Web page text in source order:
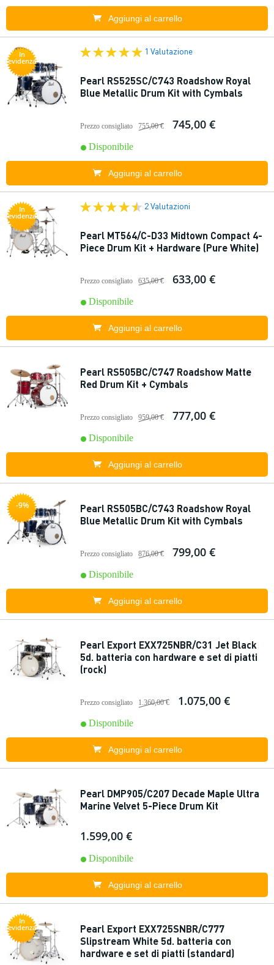
Aggiungi al carrello
In
evidenza
1 Valutazione
Pearl RS525SC/C743 Roadshow Royal
Blue Metallic Drum Kit with Cymbals
Prezzo consigliato 755,00 € 745,00 €
Disponibile
Aggiungi al carrello
In
evidenza
2 Valutazioni
Pearl MT564/C-D33 Midtown Compact 4-
Piece Drum Kit + Hardware (Pure White)
Prezzo consigliato 635,00 € 633,00 €
Disponibile
Aggiungi al carrello
Pearl RS505BC/C747 Roadshow Matte
Red Drum Kit + Cymbals
Prezzo consigliato 959,00 € 777,00 €
Disponibile
Aggiungi al carrello
-9%
Pearl RS505BC/C743 Roadshow Royal
Blue Metallic Drum Kit with Cymbals
Prezzo consigliato 876,00 € 799,00 €
Disponibile
Aggiungi al carrello
Pearl Export EXX725NBR/C31 Jet Black
5d. batteria con hardware e set di piatti
(rock)
Prezzo consigliato 1.360,00 € 1.075,00 €
Disponibile
Aggiungi al carrello
Pearl DMP905/C207 Decade Maple Ultra
Marine Velvet 5-Piece Drum Kit
1.599,00 €
Disponibile
Aggiungi al carrello
In
evidenza
Pearl Export EXX725SNBR/C777
Slipstream White 5d. batteria con
hardware e set di piatti (standard)